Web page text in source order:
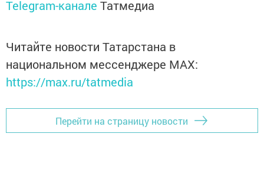
Telegram-канале Татмедиа
Читайте новости Татарстана в
национальном мессенджере MАХ:
https://max.ru/tatmedia
Перейти на страницу новости